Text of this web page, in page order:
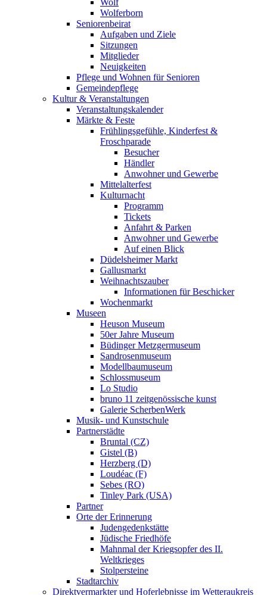
Wolf
Wolferborn
Seniorenbeirat
Aufgaben und Ziele
Sitzungen
Mitglieder
Neuigkeiten
Pflege und Wohnen für Senioren
Gemeindepflege
Kultur & Veranstaltungen
Veranstaltungskalender
Märkte & Feste
Frühlingsgefühle, Kinderfest &
Froschparade
Besucher
Händler
Anwohner und Gewerbe
Mittelalterfest
Kulturnacht
Programm
Tickets
Anfahrt & Parken
Anwohner und Gewerbe
Auf einen Blick
Düdelsheimer Markt
Gallusmarkt
Weihnachtszauber
Informationen für Beschicker
Wochenmarkt
Museen
Heuson Museum
50er Jahre Museum
Büdinger Metzgermuseum
Sandrosenmuseum
Modellbaumuseum
Schlossmuseum
Lo Studio
bruno 11 zeitgenössische kunst
Galerie ScherbenWerk
Musik- und Kunstschule
Partnerstädte
Bruntal (CZ)
Gistel (B)
Herzberg (D)
Loudéac (F)
Sebes (RO)
Tinley Park (USA)
Partner
Orte der Erinnerung
Judengedenkstätte
Jüdische Friedhöfe
Mahnmal der Kriegsopfer des II.
Weltkrieges
Stolpersteine
Stadtarchiv
Direktvermarkter und Hoferlebnisse im Wetteraukreis